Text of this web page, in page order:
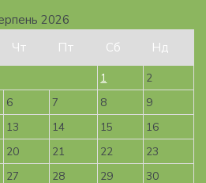
2026
Чт Пт Сб Нд
1
2
6 7 8
9
13 14 15
16
20 21 22
23
27 28 29 30